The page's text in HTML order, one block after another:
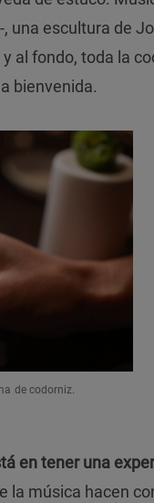
una escultura de
al fondo, toda la
bienvenida.
de codorniz.
en tener una
la música hacen